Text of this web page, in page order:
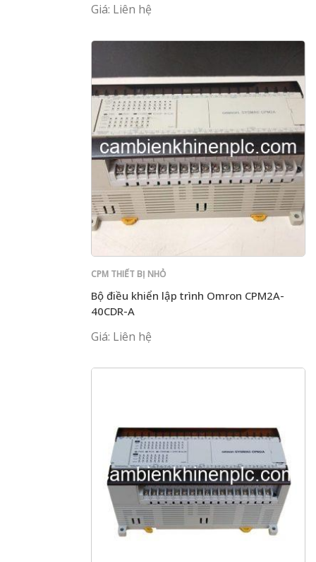
Giá: Liên hệ
CPM THIẾT BỊ NHỎ
Bộ điều khiển lập trình Omron CPM2A-
40CDR-A
Giá: Liên hệ